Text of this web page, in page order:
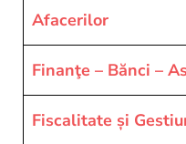
Afacerilor
Finanţe – Bănci –
Fiscalitate și